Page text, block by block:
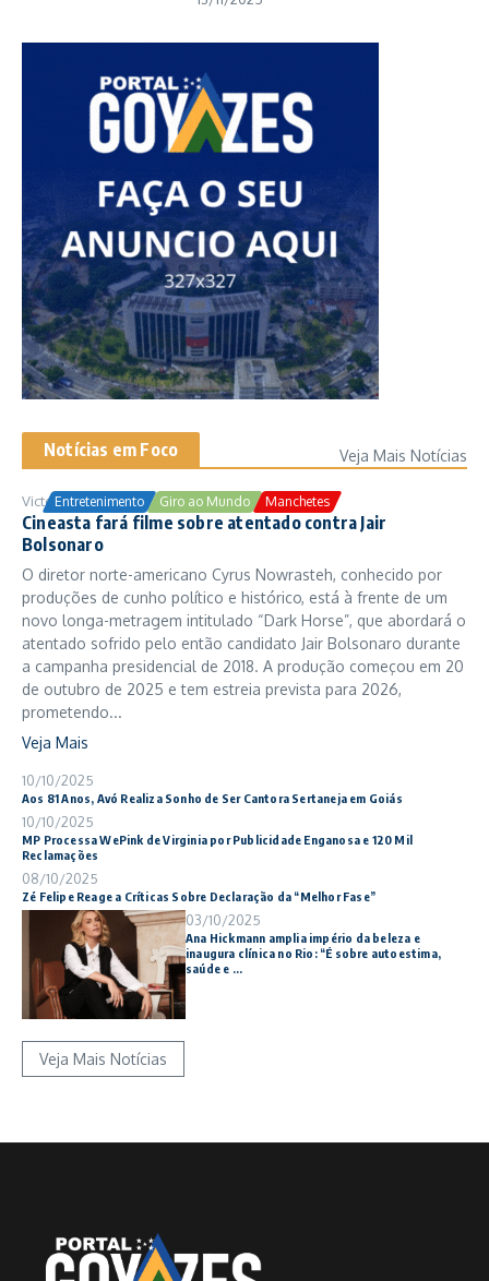
Notícias em Foco Veja Mais Notícias
Entretenimento Giro ao Mundo Manchetes
Victor Samuel 24/10/2025
Cineasta fará filme sobre atentado contra Jair
Bolsonaro
O diretor norte-americano Cyrus Nowrasteh, conhecido por
produções de cunho político e histórico, está à frente de um
novo longa-metragem intitulado “Dark Horse”, que abordará o
atentado sofrido pelo então candidato Jair Bolsonaro durante
a campanha presidencial de 2018. A produção começou em 20
de outubro de 2025 e tem estreia prevista para 2026,
prometendo...
Veja Mais
10/10/2025
Aos 81 Anos, Avó Realiza Sonho de Ser Cantora Sertaneja em Goiás
10/10/2025
MP Processa WePink de Virginia por Publicidade Enganosa e 120 Mil
Reclamações
08/10/2025
Zé Felipe Reage a Críticas Sobre Declaração da “Melhor Fase”
03/10/2025
Ana Hickmann amplia império da beleza e
inaugura clínica no Rio: “É sobre autoestima,
saúde e ...
Veja Mais Notícias